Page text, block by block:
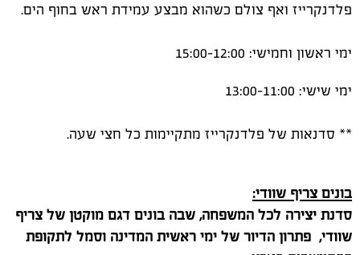
פלדנקרייז ואף צולם כשהוא מבצע עמידת ראש בחוף הים.
ימי ראשון וחמישי: 12:00–15:00
ימי שישי: 11:00–13:00
** סדנאות של פלדנקרייז מתקיימות כל חצי שעה.
בונים צריף שוודי:
סדנת יצירה לכל המשפחה, שבה בונים דגם מוקטן של צריף
שוודי, פתרון הדיור של ימי ראשית המדינה וסמל לתקופת